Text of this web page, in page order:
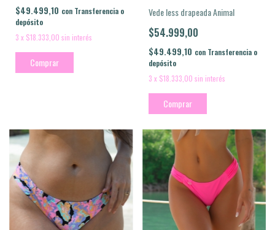
$49.499,10 con Transferencia o
depósito
3 x $18.333,00 sin interés
Comprar
Vede less drapeada Animal
$54.999,00
$49.499,10 con Transferencia o
depósito
3 x $18.333,00 sin interés
Comprar